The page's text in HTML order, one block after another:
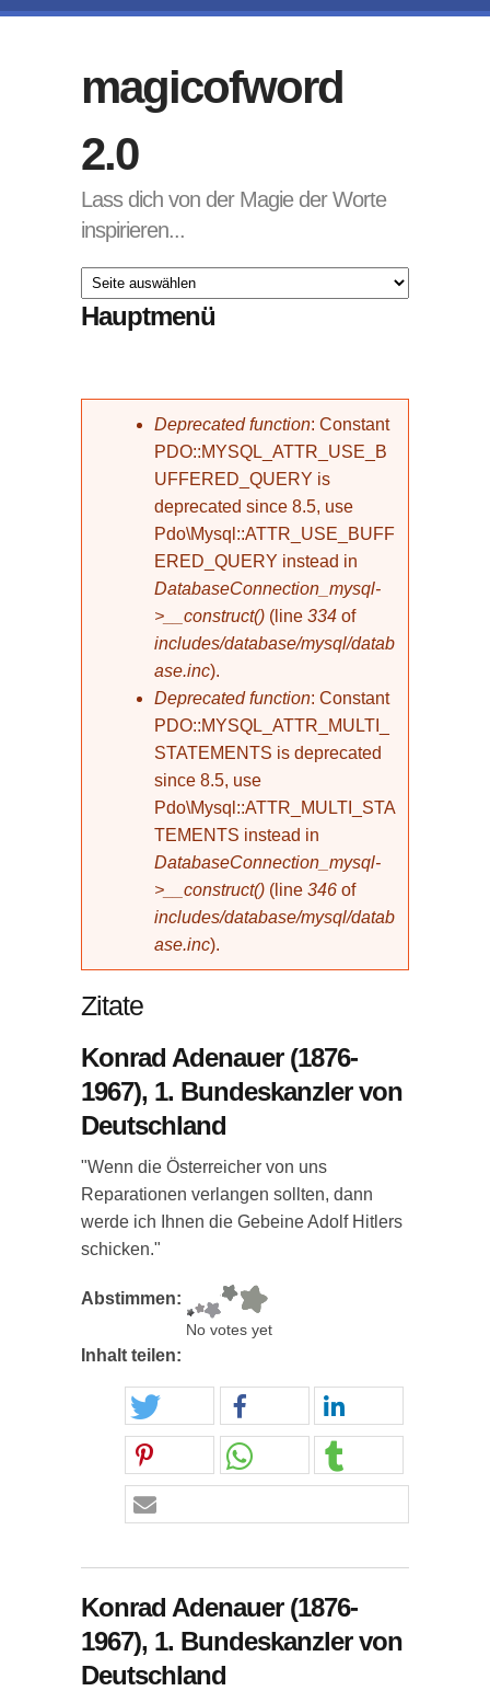
magicofword
2.0
Lass dich von der Magie der Worte
inspirieren...
Hauptmenü
Fehlermeldung
Deprecated function: Constant
PDO::MYSQL_ATTR_USE_B
UFFERED_QUERY is
deprecated since 8.5, use
Pdo\Mysql::ATTR_USE_BUFF
ERED_QUERY instead in
DatabaseConnection_mysql-
>__construct() (line 334 of
includes/database/mysql/datab
ase.inc).
Deprecated function: Constant
PDO::MYSQL_ATTR_MULTI_
STATEMENTS is deprecated
since 8.5, use
Pdo\Mysql::ATTR_MULTI_STA
TEMENTS instead in
DatabaseConnection_mysql-
>__construct() (line 346 of
includes/database/mysql/datab
ase.inc).
Zitate
Konrad Adenauer (1876-
1967), 1. Bundeskanzler von
Deutschland
"Wenn die Österreicher von uns
Reparationen verlangen sollten, dann
werde ich Ihnen die Gebeine Adolf Hitlers
schicken."
Abstimmen:
No votes yet
Inhalt teilen:
Konrad Adenauer (1876-
1967), 1. Bundeskanzler von
Deutschland